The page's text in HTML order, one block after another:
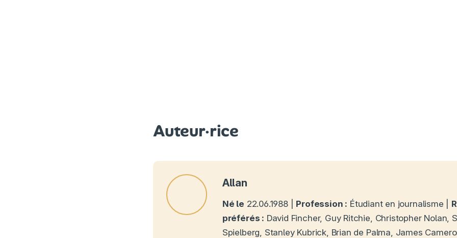
Auteur·rice
Allan
Né le 22.06.1988 | Profession : Étudiant en journalisme |
préférés : David Fincher, Guy Ritchie, Christopher Nolan,
Spielberg, Stanley Kubrick, Brian de Palma, James